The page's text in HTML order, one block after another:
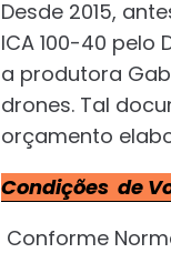
Desde 2015,
ICA 100-40 pelo
a produtora
drones. Tal
orçamento
Condições de
Conforme